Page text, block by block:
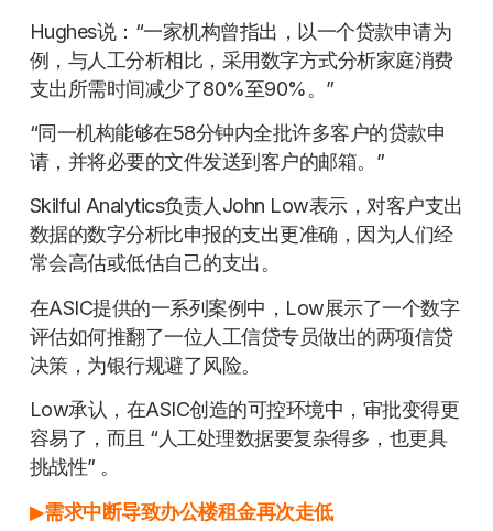
Hughes说：“一家机构曾指出，以一个贷款申请为
例，与人工分析相比，采用数字方式分析家庭消费
支出所需时间减少了80%至90%。”
“同一机构能够在58分钟内全批许多客户的贷款申
请，并将必要的文件发送到客户的邮箱。”
Skilful Analytics负责人John Low表示，对客户支出
数据的数字分析比申报的支出更准确，因为人们经
常会高估或低估自己的支出。
在ASIC提供的一系列案例中，Low展示了一个数字
评估如何推翻了一位人工信贷专员做出的两项信贷
决策，为银行规避了风险。
Low承认，在ASIC创造的可控环境中，审批变得更
容易了，而且 “人工处理数据要复杂得多，也更具
挑战性” 。
▶需求中断导致办公楼租金再次走低